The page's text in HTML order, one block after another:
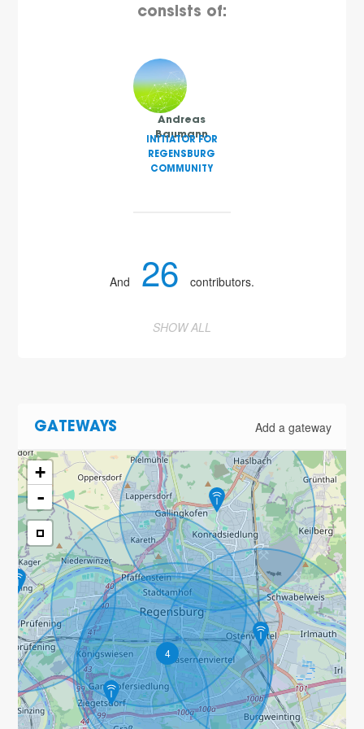
consists of:
Andreas
Baumann
INITIATOR FOR
REGENSBURG
COMMUNITY
And 26 contributors.
SHOW ALL
GATEWAYS Add a gateway
4
+
-